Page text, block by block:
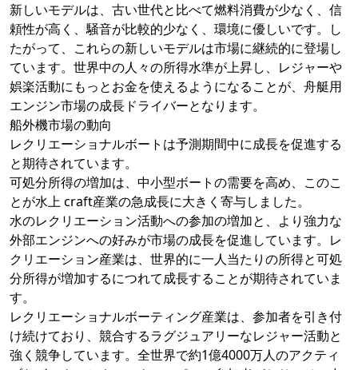
新しいモデルは、古い世代と比べて燃料消費が少なく、信
頼性が高く、騒音が比較的少なく、環境に優しいです。し
たがって、これらの新しいモデルは市場に継続的に登場し
ています。世界中の人々の所得水準が上昇し、レジャーや
娯楽活動にもっとお金を使えるようになることが、舟艇用
エンジン市場の成長ドライバーとなります。
船外機市場の動向
レクリエーショナルボートは予測期間中に成長を促進する
と期待されています。
可処分所得の増加は、中小型ボートの需要を高め、このこ
とが水上 craft産業の急成長に大きく寄与しました。
水のレクリエーション活動への参加の増加と、より強力な
外部エンジンへの好みが市場の成長を促進しています。レ
クリエーション産業は、世界的に一人当たりの所得と可処
分所得が増加するにつれて成長することが期待されていま
す。
レクリエーショナルボーティング産業は、参加者を引き付
け続けており、競合するラグジュアリーなレジャー活動と
強く競争しています。全世界で約1億4000万人のアクティ